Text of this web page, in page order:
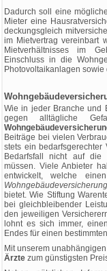
Dadurch soll eine
Mieter eine
deckungsgleich
im Mietvertrag vereinbart
Mietverhältnisses im
Einschluss in die
Photovoltaikanlagen
Wie in jeder Branche und
gegen alltägliche
Beiträge bei vielen
stets ein bedarfsgerechter
Bedarfsfall nicht auf die
müssen. Viele Anbieter
entwickelt, welche
bietet. Wie Stiftung
bei gleichbleibender
den jeweiligen
lohnt es sich immer,
Endes für einen
Mit unserem
Ärzte zum günstigsten